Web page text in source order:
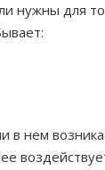
нужны для
в нем